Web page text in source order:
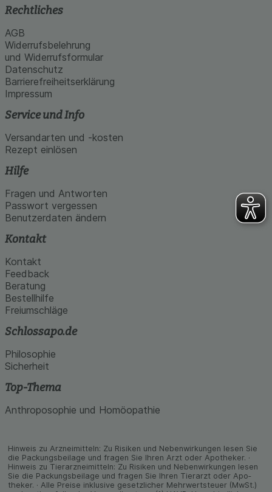
Rechtliches
AGB
Widerrufsbelehrung
und Widerrufsformular
Datenschutz
Barrierefreiheitserklärung
Impressum
Service und Info
Versandarten und -kosten
Rezept einlösen
Hilfe
Fragen und Antworten
Passwort vergessen
Benutzerdaten ändern
Kontakt
Kontakt
Feedback
Beratung
Bestellhilfe
Freiumschläge
Schlossapo.de
Philosophie
Sicherheit
Top-Thema
Anthroposophie und Homöopathie
Hinweis zu Arzneimitteln: Zu Risiken und Neben­wirkungen lesen Sie
die Packungs­beilage und fragen Sie Ihren Arzt oder Apo­theker. ·
Hinweis zu Tier­arz­nei­mitteln: Zu Risiken und Neben­wirkungen lesen
Sie die Packungs­beilage und fragen Sie Ihren Tier­arzt oder Apo­
theker. · Alle Preise inklusive gesetz­licher Mehrwertsteuer (MwSt.)